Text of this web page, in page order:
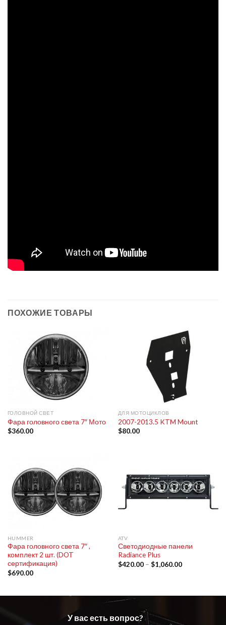
ПОХОЖИЕ ТОВАРЫ
ГОЛОВНОЙ СВЕТ
Фара головного света 7″ Мото
$360.00
ДЛЯ МОТОЦИКЛОВ
2007-2013.5 KTM Mount
$80.00
HUMMER
Фара головного света 7″ ,
комплект 2 шт. (DOT
сертификация)
$690.00
ATV
Светодиодные панели
Radiance Plus
$420.00– $1,060.00
У вас есть вопрос?